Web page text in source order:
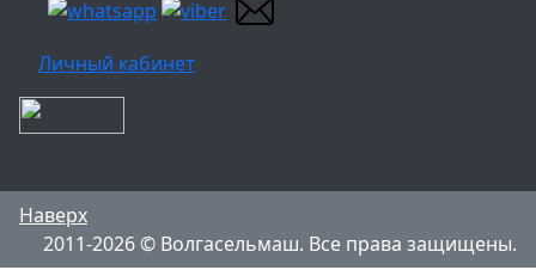
Личный кабинет
Наверх
2011-2026 © Волгасельмаш. Все права защищены.